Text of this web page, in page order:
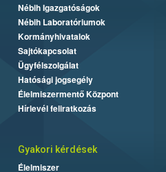
Nébih Igazgatóságok
Nébih Laboratóriumok
Kormányhivatalok
Sajtókapcsolat
Ügyfélszolgálat
Hatósági jogsegély
Élelmiszermentő Központ
Hírlevél feliratkozás
Gyakori kérdések
Élelmiszer